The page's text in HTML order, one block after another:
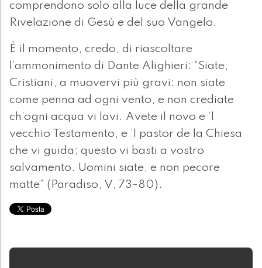
comprendono solo alla luce della grande
Rivelazione di Gesù e del suo Vangelo.
È il momento, credo, di riascoltare
l’ammonimento di Dante Alighieri: “Siate,
Cristiani, a muovervi più gravi: non siate
come penna ad ogni vento, e non crediate
ch’ogni acqua vi lavi. Avete il novo e ‘l
vecchio Testamento, e ‘l pastor de la Chiesa
che vi guida; questo vi basti a vostro
salvamento. Uomini siate, e non pecore
matte” (Paradiso, V, 73-80).